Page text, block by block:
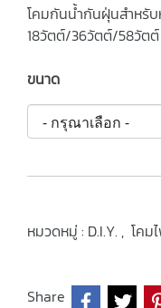
โคมกันน้ำกันฝุ่นสำหรั
18วัตต์/36วัตต์/58วัตต์
ขนาด
หมวดหมู่ : D.I.Y. , โคม
Share